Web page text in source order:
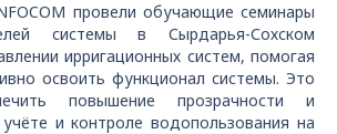
провели обучающие семинары
системы в Сырдарья-Сохском
ирригационных систем, помогая
освоить функционал системы. Это
повышение прозрачности и
и контроле водопользования на